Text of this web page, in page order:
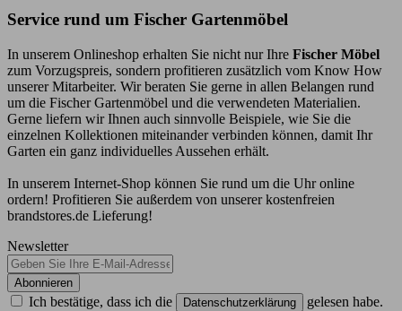
Service rund um Fischer Gartenmöbel
In unserem Onlineshop erhalten Sie nicht nur Ihre Fischer Möbel
zum Vorzugspreis, sondern profitieren zusätzlich vom Know How
unserer Mitarbeiter. Wir beraten Sie gerne in allen Belangen rund
um die Fischer Gartenmöbel und die verwendeten Materialien.
Gerne liefern wir Ihnen auch sinnvolle Beispiele, wie Sie die
einzelnen Kollektionen miteinander verbinden können, damit Ihr
Garten ein ganz individuelles Aussehen erhält.
In unserem Internet-Shop können Sie rund um die Uhr online
ordern! Profitieren Sie außerdem von unserer kostenfreien
brandstores.de Lieferung!
Newsletter
Abonnieren
Ich bestätige, dass ich die Datenschutzerklärung gelesen habe.